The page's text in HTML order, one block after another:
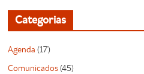
Categorias
Agenda (17)
Comunicados(45)